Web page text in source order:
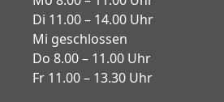
Di 11.00 – 14.00 Uhr
Mi geschlossen
Do 8.00 – 11.00 Uhr
Fr 11.00 – 13.30 Uhr